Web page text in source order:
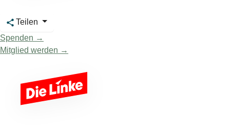
Teilen
Spenden →
Mitglied werden →